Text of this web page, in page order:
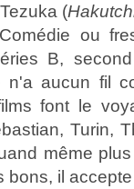
(
ou
B,
n'a aucun fil
font le
Turin,
même
bons, il